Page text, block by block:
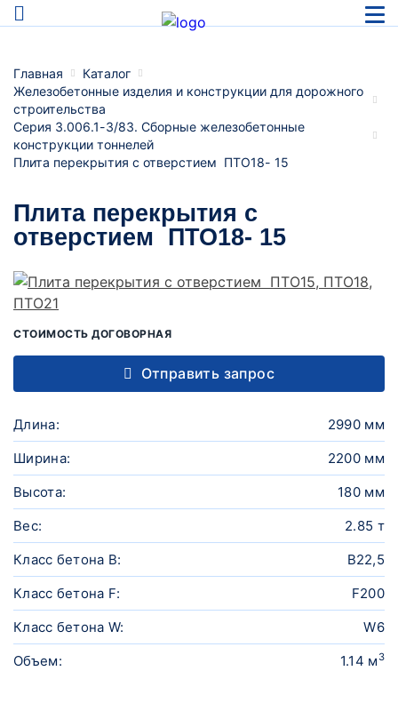
Главная
Каталог
Железобетонные изделия и конструкции для дорожного
строительства
Серия 3.006.1-3/83. Сборные железобетонные
конструкции тоннелей
Плита перекрытия с отверстием ПТО18- 15
Плита перекрытия с
отверстием ПТО18- 15
СТОИМОСТЬ ДОГОВОРНАЯ
Отправить запрос
Длина:
2990 мм
Ширина:
2200 мм
Высота:
180 мм
Вес:
2.85 т
Класс бетона B:
В22,5
Класс бетона F:
F200
Класс бетона W:
W6
Объем:
1.14 м 3